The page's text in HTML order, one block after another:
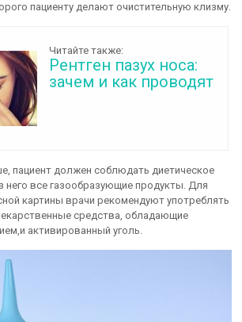
пациенту делают очистительную клизму.
Читайте также:
Рентген пазух носа:
зачем и как проводят
пациент должен соблюдать диетическое
него все газообразующие продукты. Для
картины врачи рекомендуют употреблять
средства, обладающие
активированный уголь.